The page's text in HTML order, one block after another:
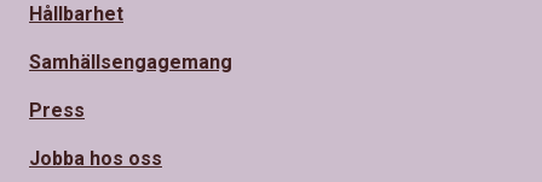
Hållbarhet
Samhällsengagemang
Press
Jobba hos oss